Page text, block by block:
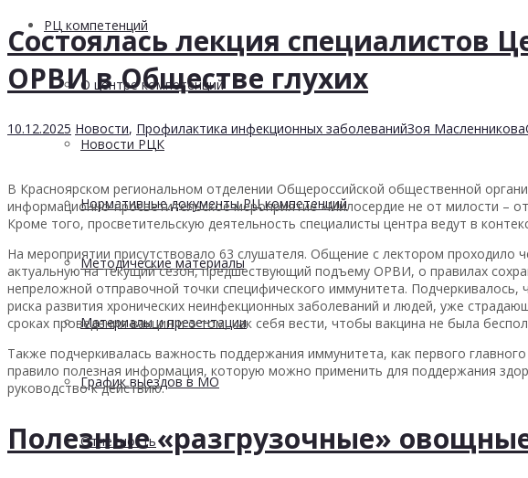
РЦ компетенций
О центре компетенций
Новости РЦК
Нормативные документы РЦ компетенций
Методические материалы
Материалы и презентации
График выездов в МО
Отчетность
Состоялась лекция специалистов
ОРВИ в Обществе глухих
10.12.2025 Новости, Профилактика инфекционных заболеванийЗоя Масленникова
В Красноярском региональном отделении Общероссийской общественной
информационно-просветительское мероприятие «Милосердие не от милости –
Кроме того, просветительскую деятельность специалисты центра ведут в
На мероприятии присутствовало 63 слушателя. Общение с лектором проходило
актуальную на текущий сезон, предшествующий подъему ОРВИ, о правилах
непреложной отправочной точки специфического иммунитета.
риска развития хронических неинфекционных заболеваний и людей, уже
сроках проведения вакцин и о том, как себя вести, чтобы вакцина не была
Также подчеркивалась важность поддержания иммунитета, как первого
правило полезная информация, которую можно применить для поддержания
руководство к действию.
Полезные «разгрузочные»